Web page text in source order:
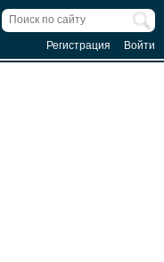
Регистрация Войти